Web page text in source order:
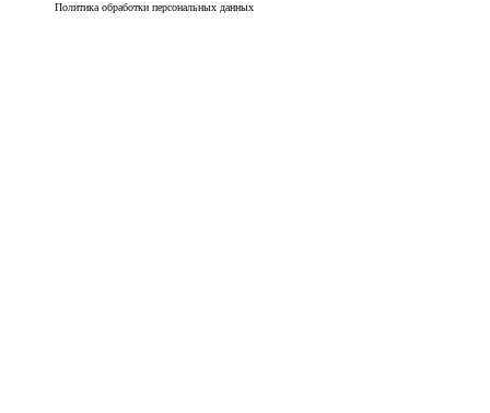
Политика обработки персональных данных